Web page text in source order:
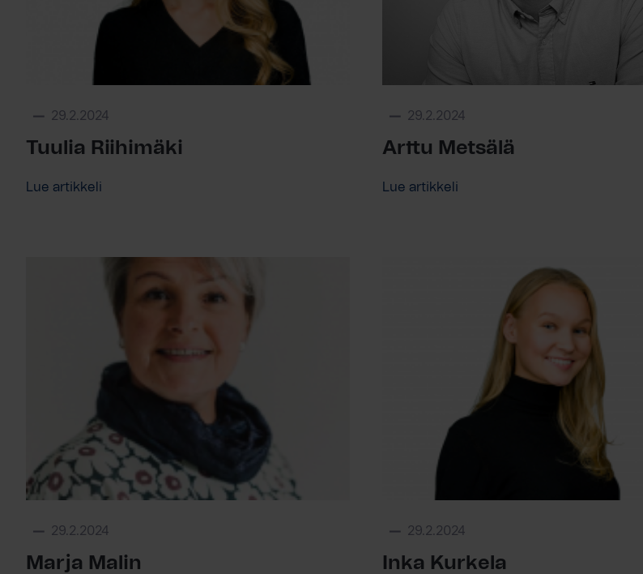
29.2.2024
Tuulia Riihimäki
Lue artikkeli
29.2.2024
Arttu Metsälä
Lue artikkeli
29.2.2024
Marja Malin
29.2.2024
Inka Kurkela